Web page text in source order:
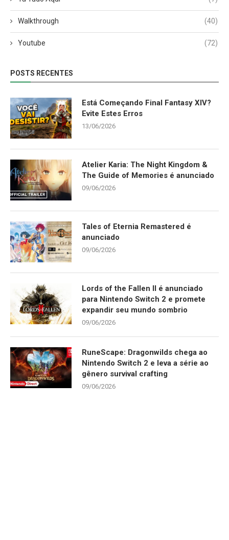
Walkthrough (40)
Youtube (72)
POSTS RECENTES
Está Começando Final Fantasy XIV?
Evite Estes Erros
13/06/2026
Atelier Karia: The Night Kingdom &
The Guide of Memories é anunciado
09/06/2026
Tales of Eternia Remastered é
anunciado
09/06/2026
Lords of the Fallen II é anunciado
para Nintendo Switch 2 e promete
expandir seu mundo sombrio
09/06/2026
RuneScape: Dragonwilds chega ao
Nintendo Switch 2 e leva a série ao
gênero survival crafting
09/06/2026